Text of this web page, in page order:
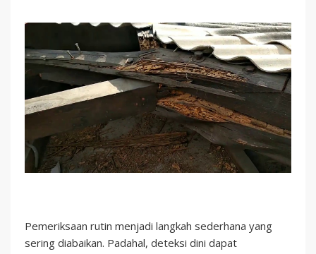
Pemeriksaan rutin menjadi langkah sederhana yang
sering diabaikan. Padahal, deteksi dini dapat